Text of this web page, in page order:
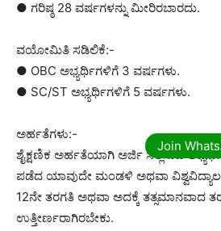
● ಗರಿಷ್ಠ 28 ವರ್ಷಗಳನ್ನು ಮೀರಿರಬಾರದು.
ವಯೋಮಿತಿ ಸಡಿಲಿಕೆ:-
● OBC ಅಭ್ಯರ್ಥಿಗಳಿಗೆ 3 ವರ್ಷಗಳು.
● SC/ST ಅಭ್ಯರ್ಥಿಗಳಿಗೆ 5 ವರ್ಷಗಳು.
ಅರ್ಹತೆಗಳು:-
ಶೈಕ್ಷಣಿಕ ಅರ್ಹತೆಯಾಗಿ ಅರ್ಜಿ ಸಲ್ಲಿಸುವ
ಪಡೆದ ಯಾವುದೇ ಮಂಡಳಿ ಅಥವಾ
12ನೇ ತರಗತಿ ಅಥವಾ ಅದಕ್ಕೆ ತತ್ಸಮಾನವಾದ
ಉತ್ತೀರ್ಣರಾಗಿರಬೇಕು.